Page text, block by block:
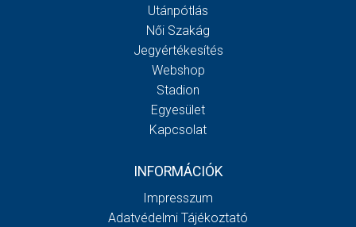
Utánpótlás
Női Szakág
Jegyértékesítés
Webshop
Stadion
Egyesület
Kapcsolat
INFORMÁCIÓK
Impresszum
Adatvédelmi Tájékoztató